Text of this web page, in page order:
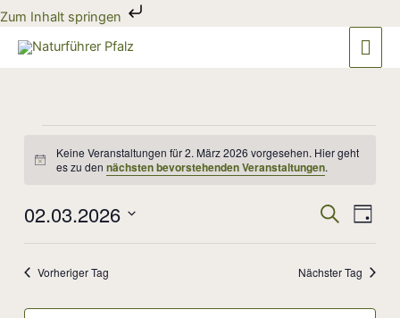
Zum Inhalt springen
Zum
Inhalt
springen
für
2026
Hinweis
Keine Veranstaltungen für 2. März 2026 vorgesehen. Hier geht
es zu dennächsten bevorstehenden Veranstaltungen.
Suche
und
Ansichten,
Navigation
SucheTag
02.03.2026
Vorheriger Tag Nächster Tag